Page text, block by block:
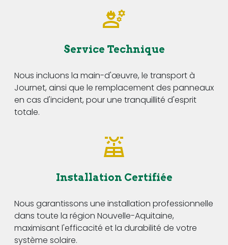
Service Technique
Nous incluons la main-d'œuvre, le transport à
Journet, ainsi que le remplacement des panneaux
en cas d'incident, pour une tranquillité d'esprit
totale.
Installation Certifiée
Nous garantissons une installation professionnelle
dans toute la région Nouvelle-Aquitaine,
maximisant l'efficacité et la durabilité de votre
système solaire.